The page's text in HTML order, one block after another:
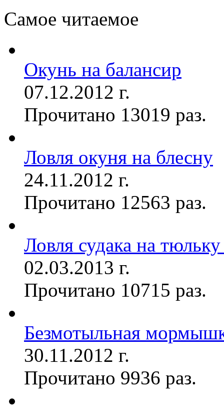
Самое читаемое
Окунь на балансир
07.12.2012 г.
Прочитано 13019 раз.
Ловля окуня на блесну
24.11.2012 г.
Прочитано 12563 раз.
Ловля судака на
02.03.2013 г.
Прочитано 10715 раз.
Безмотыльная
30.11.2012 г.
Прочитано 9936 раз.